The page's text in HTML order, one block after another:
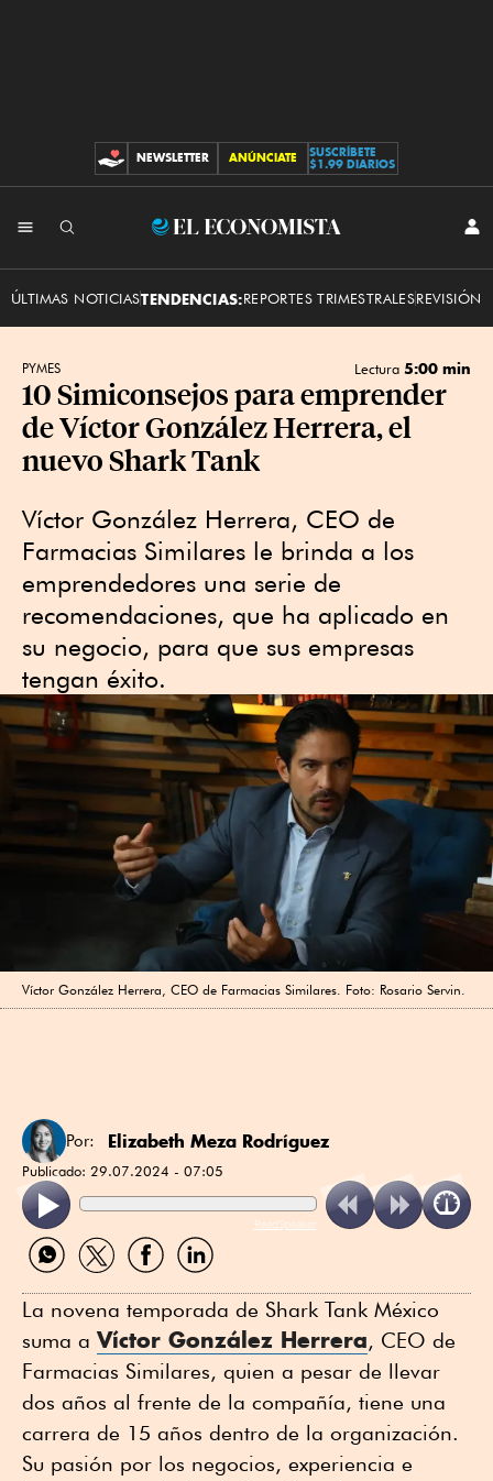
CONTRIBUCIONES
NEWSLETTER ANÚNCIATE
SUSCRÍBETE
$1.99 DIARIOS
El
ÚLTIMAS NOTICIASTENDENCIAS:REPORTES TRIMESTRALESREVISIÓN
PYMES Lectura 5:00 min
10 Simiconsejos para emprender
de Víctor González Herrera, el
nuevo Shark Tank
Víctor González Herrera, CEO de
Farmacias Similares le brinda a los
emprendedores una serie de
recomendaciones, que ha aplicado en
su negocio, para que sus empresas
tengan éxito.
Víctor González Herrera, CEO de Farmacias Similares. Foto: Rosario Servin.
Por: Elizabeth Meza Rodríguez
Publicado: 29.07.2024 - 07:05
ReadSpeaker
Compartir
por
Compartir
por
Compartir
por
Compartir
por
La novena temporada de Shark Tank México
suma a Víctor González Herrera, CEO de
Farmacias Similares, quien a pesar de llevar
dos años al frente de la compañía, tiene una
carrera de 15 años dentro de la organización.
Su pasión por los negocios, experiencia e